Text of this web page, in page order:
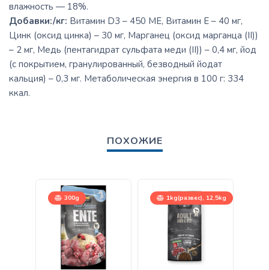
влажность — 18%.
Добавки:/кг: Витамин D3 – 450 МЕ, Витамин Е – 40 мг,
Цинк (оксид цинка) – 30 мг, Марганец (оксид марганца (II))
– 2 мг, Медь (пентагидрат сульфата меди (II)) – 0,4 мг, йод
(с покрытием, гранулированный, безводный йодат
кальция) – 0,3 мг. Метаболическая энергия в 100 г: 334
ккал.
ПОХОЖИЕ
300g 1kg(развес), 12,5kg